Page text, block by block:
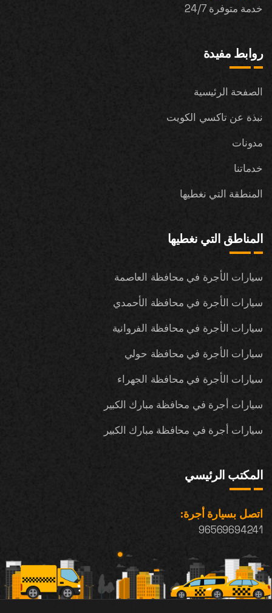
خدمة متوفرة 24/7
روابط مفيدة
الصفحة الرئيسية
نبذة عن تاكسي الكويت
مدونات
خدماتنا
المنطقة التي نغطيها
المناطق التي نغطيها
سيارات الأجرة في محافظة العاصمة
سيارات الأجرة في محافظة الأحمدي
سيارات الأجرة في محافظة الفروانية
سيارات الأجرة في محافظة حولي
سيارات الأجرة في محافظة الجهراء
سيارات أجرة في محافظة مبارك الكبير
سيارات أجرة في محافظة مبارك الكبير
المكتب الرئيسي
اتصل بسيارة أجرة:
96569694241